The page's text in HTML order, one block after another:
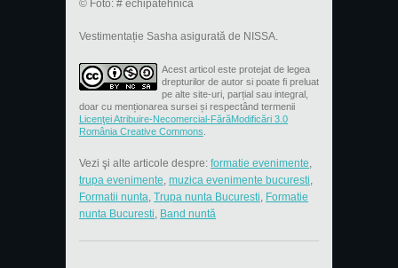
© Foto: # echipatehnica
Vestimentație Sasha asigurată de NISSA.
Acest articol este protejat de legea
drepturilor de autor si poate fi preluat
pe alte site-uri, parțial sau integral,
doar cu menționarea sursei și respectând termenii
Licenţei Atribuire-Necomercial-FărăModificări 3.0
România Creative Commons
Vezi şi alte articole despre: formatie evenimente
trupa evenimente muzica evenimente bucuresti
Formatii nunta Trupa nunta Bucuresti Formatie
nunta Bucuresti Band nuntă